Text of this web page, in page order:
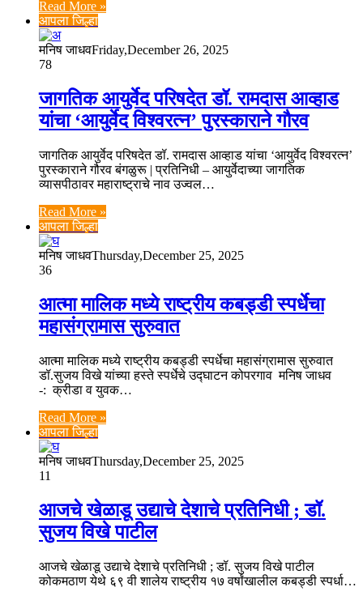
Read More »
आपला जिल्हा
मनिष जाधवFriday,December 26, 2025
78
जागतिक आयुर्वेद परिषदेत डॉ. रामदास आव्हाड
यांचा ‘आयुर्वेद विश्वरत्न’ पुरस्काराने गौरव
जागतिक आयुर्वेद परिषदेत डॉ. रामदास आव्हाड यांचा ‘आयुर्वेद विश्वरत्न’
पुरस्काराने गौरव बंगळुरू | प्रतिनिधी – आयुर्वेदाच्या जागतिक
व्यासपीठावर महाराष्ट्राचे नाव उज्वल…
Read More »
आपला जिल्हा
मनिष जाधवThursday,December 25, 2025
36
आत्मा मालिक मध्ये राष्ट्रीय कबड्डी स्पर्धेचा
महासंग्रामास सुरुवात
आत्मा मालिक मध्ये राष्ट्रीय कबड्डी स्पर्धेचा महासंग्रामास सुरुवात
डॉ.सुजय विखे यांच्या हस्ते स्पर्धेचे उद्घाटन कोपरगाव मनिष जाधव
-: क्रीडा व युवक…
Read More »
आपला जिल्हा
मनिष जाधवThursday,December 25, 2025
11
आजचे खेळाडू उद्याचे देशाचे प्रतिनिधी ; डॉ.
सुजय विखे पाटील
आजचे खेळाडू उद्याचे देशाचे प्रतिनिधी ; डॉ. सुजय विखे पाटील
कोकमठाण येथे ६९ वी शालेय राष्ट्रीय १७ वर्षांखालील कबड्डी स्पर्धा…